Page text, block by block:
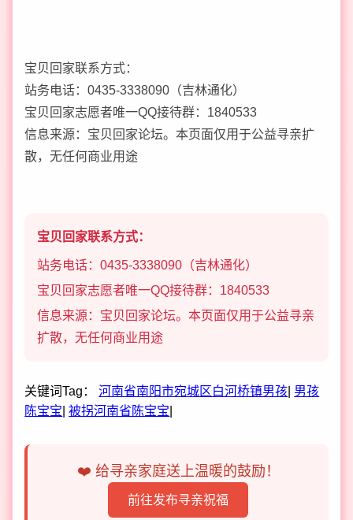
宝贝回家联系方式：
站务电话：0435-3338090（吉林通化）
宝贝回家志愿者唯一QQ接待群：1840533
信息来源：宝贝回家论坛。本页面仅用于公益寻亲扩
散，无任何商业用途
宝贝回家联系方式：
站务电话：0435-3338090（吉林通化）
宝贝回家志愿者唯一QQ接待群：1840533
信息来源：宝贝回家论坛。本页面仅用于公益寻亲
扩散，无任何商业用途
关键词Tag： 河南省南阳市宛城区白河桥镇男孩 男孩
陈宝宝 |被拐河南省陈宝宝
❤️ 给寻亲家庭送上温暖的鼓励！
前往发布寻亲祝福